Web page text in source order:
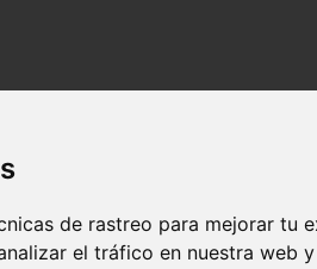
de rastreo para mejorar tu
el tráfico en nuestra web
de auto Básico y